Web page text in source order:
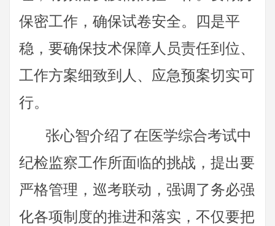
保密工作，确保试卷安全。四是平
稳，要确保技术保障人员责任到位、
工作方案细致到人、应急预案切实可
行。
张心智介绍了在医学综合考试中
纪检监察工作所面临的挑战，提出要
严格管理，巡考联动，强调了务必强
化各项制度的推进和落实，不仅要把